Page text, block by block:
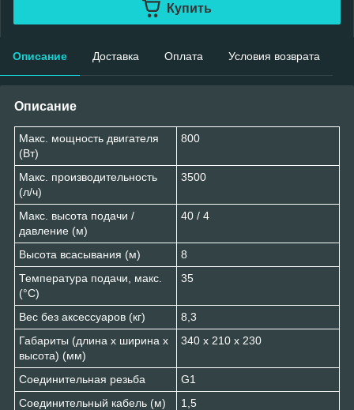
Купить
Описание Доставка Оплата Условия возврата
Описание
Макс. мощность двигателя
(Вт)
800
Макс. производительность
(л/ч)
3500
Макс. высота подачи /
давление (м)
40 / 4
Высота всасывания (м)
8
Температура подачи, макс.
(°C)
35
Вес без аксессуаров (кг)
8,3
Габариты (длина х ширина х
высота) (мм)
340 х 210 х 230
Соединительная резьба
G1
Соединительный кабель (м)
1,5